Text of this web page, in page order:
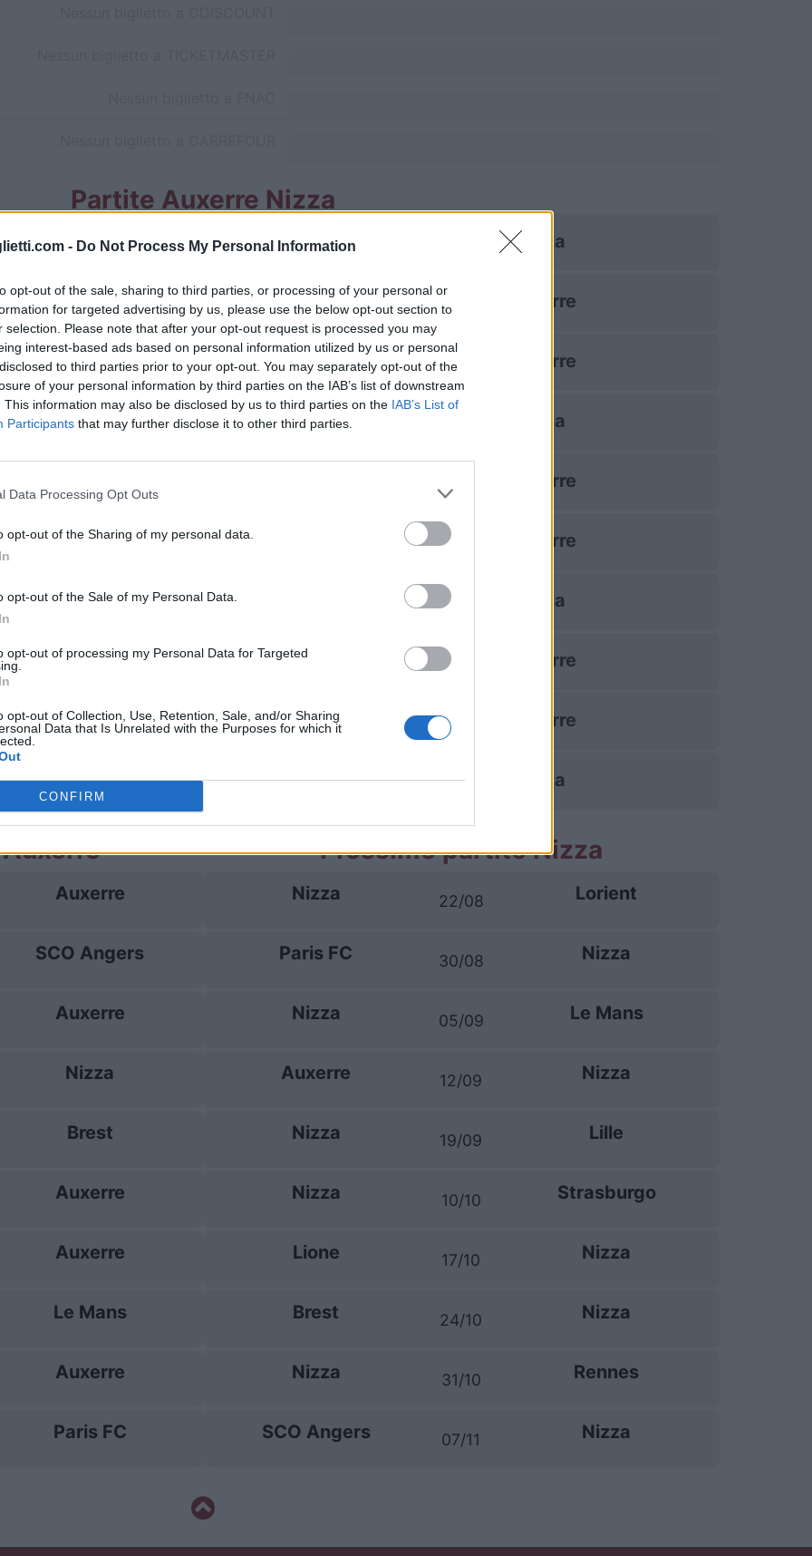
- Do Not Process My Personal Information
opt-out of the sale, sharing to third parties, or processing of your personal or
for targeted advertising by us, please use the below opt-out section to
selection. Please note that after your opt-out request is processed you may
interest-based ads based on personal information utilized by us or personal
to third parties prior to your opt-out. You may separately opt-out of the
of your personal information by third parties on the IAB’s list of downstream
This information may also be disclosed by us to third parties on the IAB’s List of
Participants that may further disclose it to other third parties.
Data Processing Opt Outs
opt-out of the Sharing of my personal data.
opt-out of the Sale of my Personal Data.
opt-out of processing my Personal Data for Targeted
opt-out of Collection, Use, Retention, Sale, and/or Sharing
Data that Is Unrelated with the Purposes for which it
CONFIRM
Partite Auxerre Nizza
2-1 Nizza
Nizza 3-1 Auxerre
Nizza 1-1 Auxerre
2-1 Nizza
Auxerre
Nizza Auxerre
Nizza
Nizza 0-0 Auxerre
Nizza 0-0 Auxerre
3-1 Nizza
Auxerre
SCO Angers
Auxerre
Nizza
Brest
Auxerre
Auxerre
Le Mans
Auxerre
Paris FC
Prossime partite Nizza
Nizza 22/08 Lorient
Paris FC 30/08 Nizza
Nizza 05/09 Le Mans
Auxerre 12/09 Nizza
Nizza 19/09 Lille
Nizza 10/10 Strasburgo
Lione 17/10 Nizza
Brest 24/10 Nizza
Nizza 31/10 Rennes
SCO Angers 07/11 Nizza